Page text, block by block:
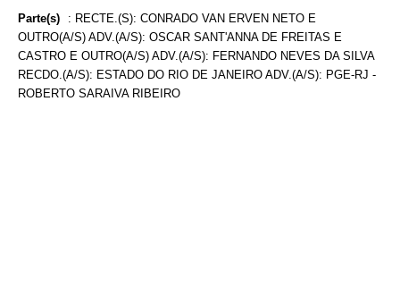
Parte(s) : RECTE.(S): CONRADO VAN ERVEN NETO E
OUTRO(A/S) ADV.(A/S): OSCAR SANT'ANNA DE FREITAS E
CASTRO E OUTRO(A/S) ADV.(A/S): FERNANDO NEVES DA SILVA
RECDO.(A/S): ESTADO DO RIO DE JANEIRO ADV.(A/S): PGE-RJ -
ROBERTO SARAIVA RIBEIRO